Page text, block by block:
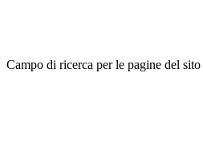
Campo di ricerca per le pagine del sito